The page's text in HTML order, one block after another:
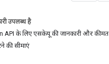
उपलब्ध है
API के लिए एसकेयू की जानकारी और कीमत
की सीमाएं